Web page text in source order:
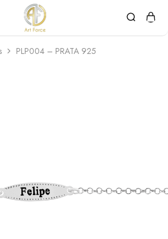
PLP004 – PRATA 925